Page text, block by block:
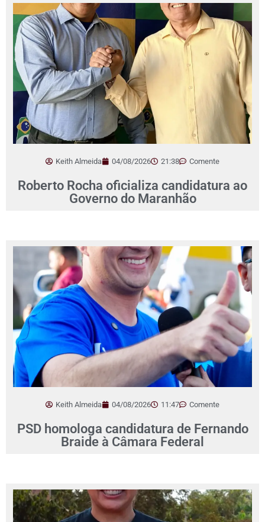
Keith Almeida 04/08/2026 21:38 Comente
Roberto Rocha oficializa candidatura ao
Governo do Maranhão
Keith Almeida 04/08/2026 11:47 Comente
PSD homologa candidatura de Fernando
Braide à Câmara Federal